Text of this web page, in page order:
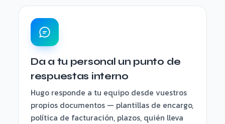
Da a tu personal un punto de
respuestas interno
Hugo responde a tu equipo desde vuestros
propios documentos — plantillas de encargo,
política de facturación, plazos, quién lleva